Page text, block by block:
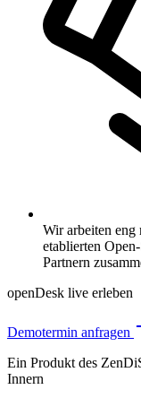
Wir arbeiten eng
etablierten
Partnern
openDesk live erleben
Demotermin anfragen
Ein Produkt des
Innern